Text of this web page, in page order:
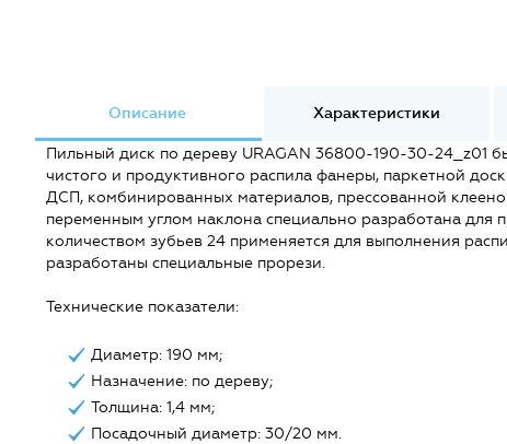
Описание Характеристики
Пильный диск по дереву URAGAN 36800-190-30-24_z01
чистого и продуктивного распила фанеры, паркетной
ДСП, комбинированных материалов, прессованной
переменным углом наклона специально разработана
количеством зубьев 24 применяется для выполнения
разработаны специальные прорези.
Технические показатели:
Диаметр: 190 мм;
Назначение: по дереву;
Толщина: 1,4 мм;
Посадочный диаметр: 30/20 мм.